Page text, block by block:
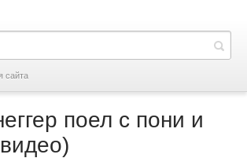
сайта
поел с пони и